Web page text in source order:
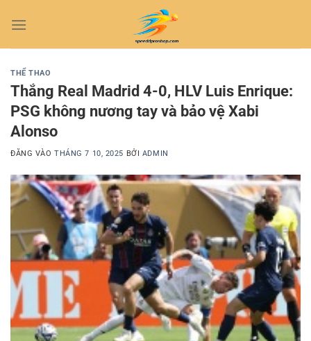
qua
THỂ THAO
Thắng Real Madrid 4-0, HLV Luis Enrique:
PSG không nương tay và bảo vệ Xabi
Alonso
ĐĂNG VÀOTHÁNG 7 10, 2025 BỞI ADMIN